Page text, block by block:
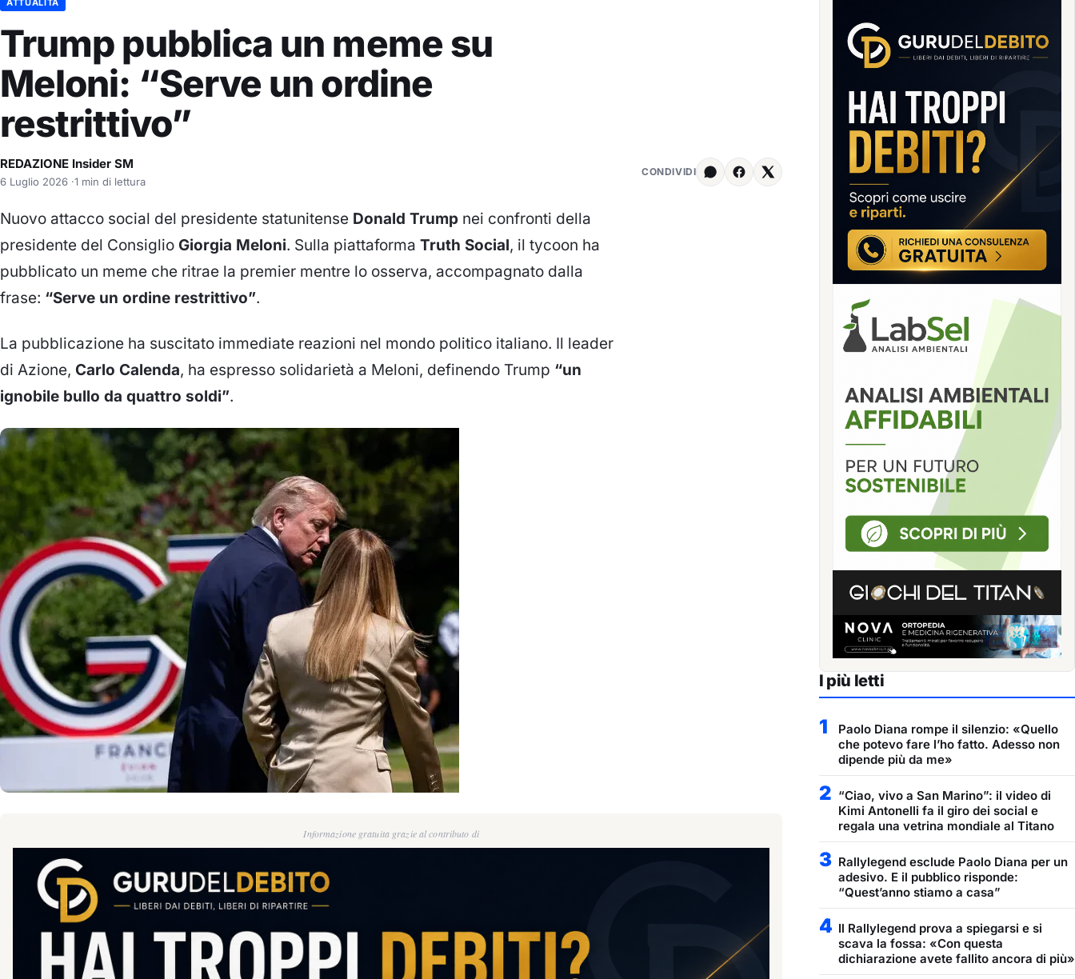
ATTUALITÀ
Trump pubblica un meme su
Meloni: “Serve un ordine
restrittivo”
REDAZIONE Insider SM
6 Luglio 2026 ·1 min di lettura
CONDIVIDI
Nuovo attacco social del presidente statunitense Donald Trump nei confronti della
presidente del Consiglio Giorgia Meloni. Sulla piattaforma Truth Social, il tycoon ha
pubblicato un meme che ritrae la premier mentre lo osserva, accompagnato dalla
frase: “Serve un ordine restrittivo”.
La pubblicazione ha suscitato immediate reazioni nel mondo politico italiano. Il leader
di Azione, Carlo Calenda, ha espresso solidarietà a Meloni, definendo Trump “un
ignobile bullo da quattro soldi”.
Informazione gratuita grazie al contributo di
I più letti
1
Paolo Diana rompe il silenzio: «Quello
che potevo fare l’ho fatto. Adesso non
dipende più da me»
2 “Ciao, vivo a San Marino”: il video di
Kimi Antonelli fa il giro dei social e
regala una vetrina mondiale al Titano
3 Rallylegend esclude Paolo Diana per un
adesivo. E il pubblico risponde:
“Quest’anno stiamo a casa”
4 Il Rallylegend prova a spiegarsi e si
scava la fossa: «Con questa
dichiarazione avete fallito ancora di più»